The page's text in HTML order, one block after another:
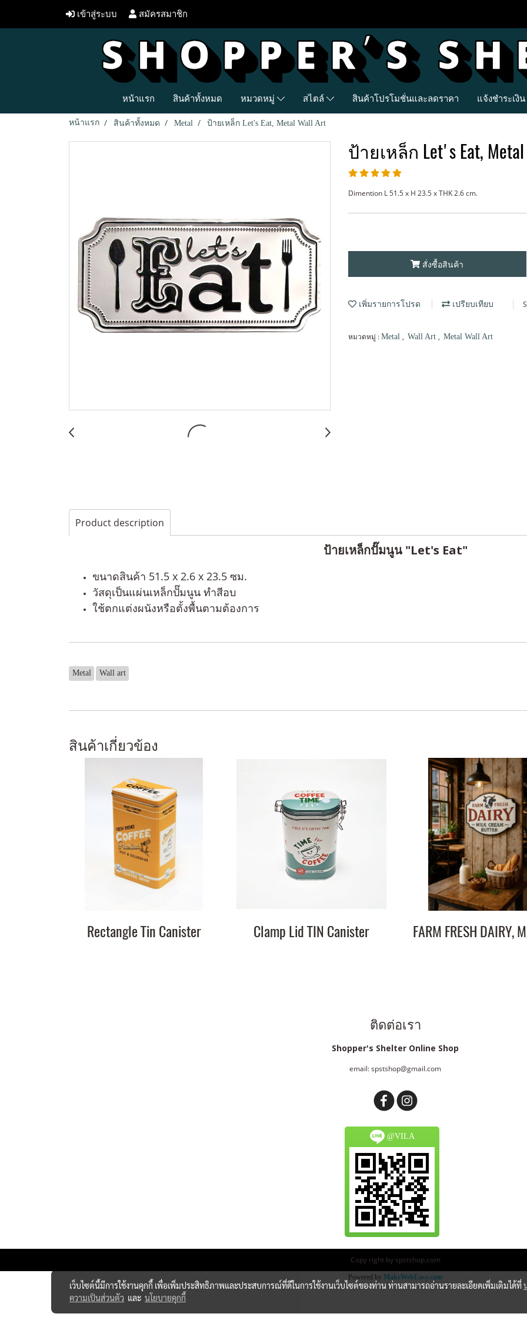
เข้าสู่ระบบ สมัครสมาชิก
หน้าแรก สินค้าทั้งหมด หมวดหมู่ สไตล์ สินค้าโปรโมชั่นและลดราคา แจ้งชำระเงิน
หน้าแรก สินค้าทั้งหมด Metal ป้ายเหล็ก Let's Eat, Metal Wall Art
ป้ายเหล็ก Let's Eat,
Dimention L 51.5 x H 23.5 x THK 2.6 cm.
สั่งซื้อสินค้า
เพิ่มรายการโปรด เปรียบเทียบ
หมวดหมู่ : Metal , Wall Art , Metal Wall Art
Product description
ป้ายเหล็กปั๊มนูน "Let's Eat"
ขนาดสินค้า 51.5 x 2.6 x 23.5 ซม.
วัสดุเป็นแผ่นเหล็กปั๊มนูน ทำสีอบ
ใช้ตกแต่งผนังหรือตั้งพื้นตามต้องการ
Metal Wall art
สินค้าเกี่ยวข้อง
Rectangle Tin Canister Clamp Lid TIN Canister
ติดต่อเรา
Shopper's Shelter Online Shop
email: spstshop@gmail.com
@VILA
Copy right by spstshop.com
Powered by MakeWebEasy.com
เว็บไซต์นี้มีการใช้งานคุกกี้ เพื่อเพิ่มประสิทธิภาพและประสบการณ์ที่ดีในการใช้งานเว็บไซต์ของท่าน ท่านสามารถอ่านรายละเอียดเพิ่มเติมได้ที่
ความเป็นส่วนตัว และ นโยบายคุกกี้